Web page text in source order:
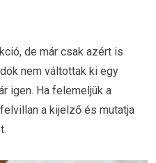
de már csak azért is
nem váltottak ki egy
igen. Ha felemeljük a
a kijelző és mutatja